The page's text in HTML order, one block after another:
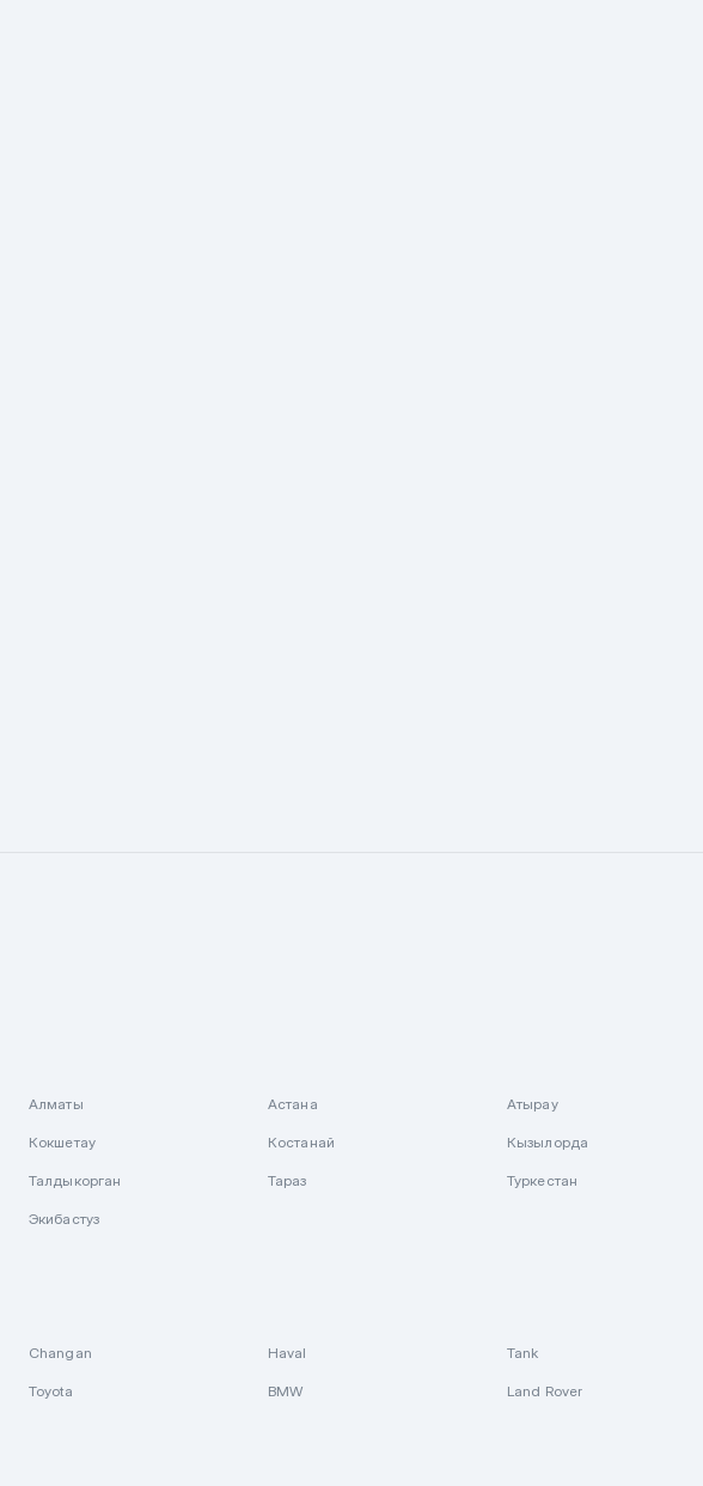
Алматы Астана Атырау
Кокшетау Костанай Кызылорда
Талдыкорган Тараз Туркестан
Экибастуз
Changan Haval Tank
Toyota BMW Land Rover